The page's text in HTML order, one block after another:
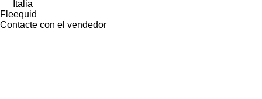
Italia
Fleequid
Contacte con el vendedor